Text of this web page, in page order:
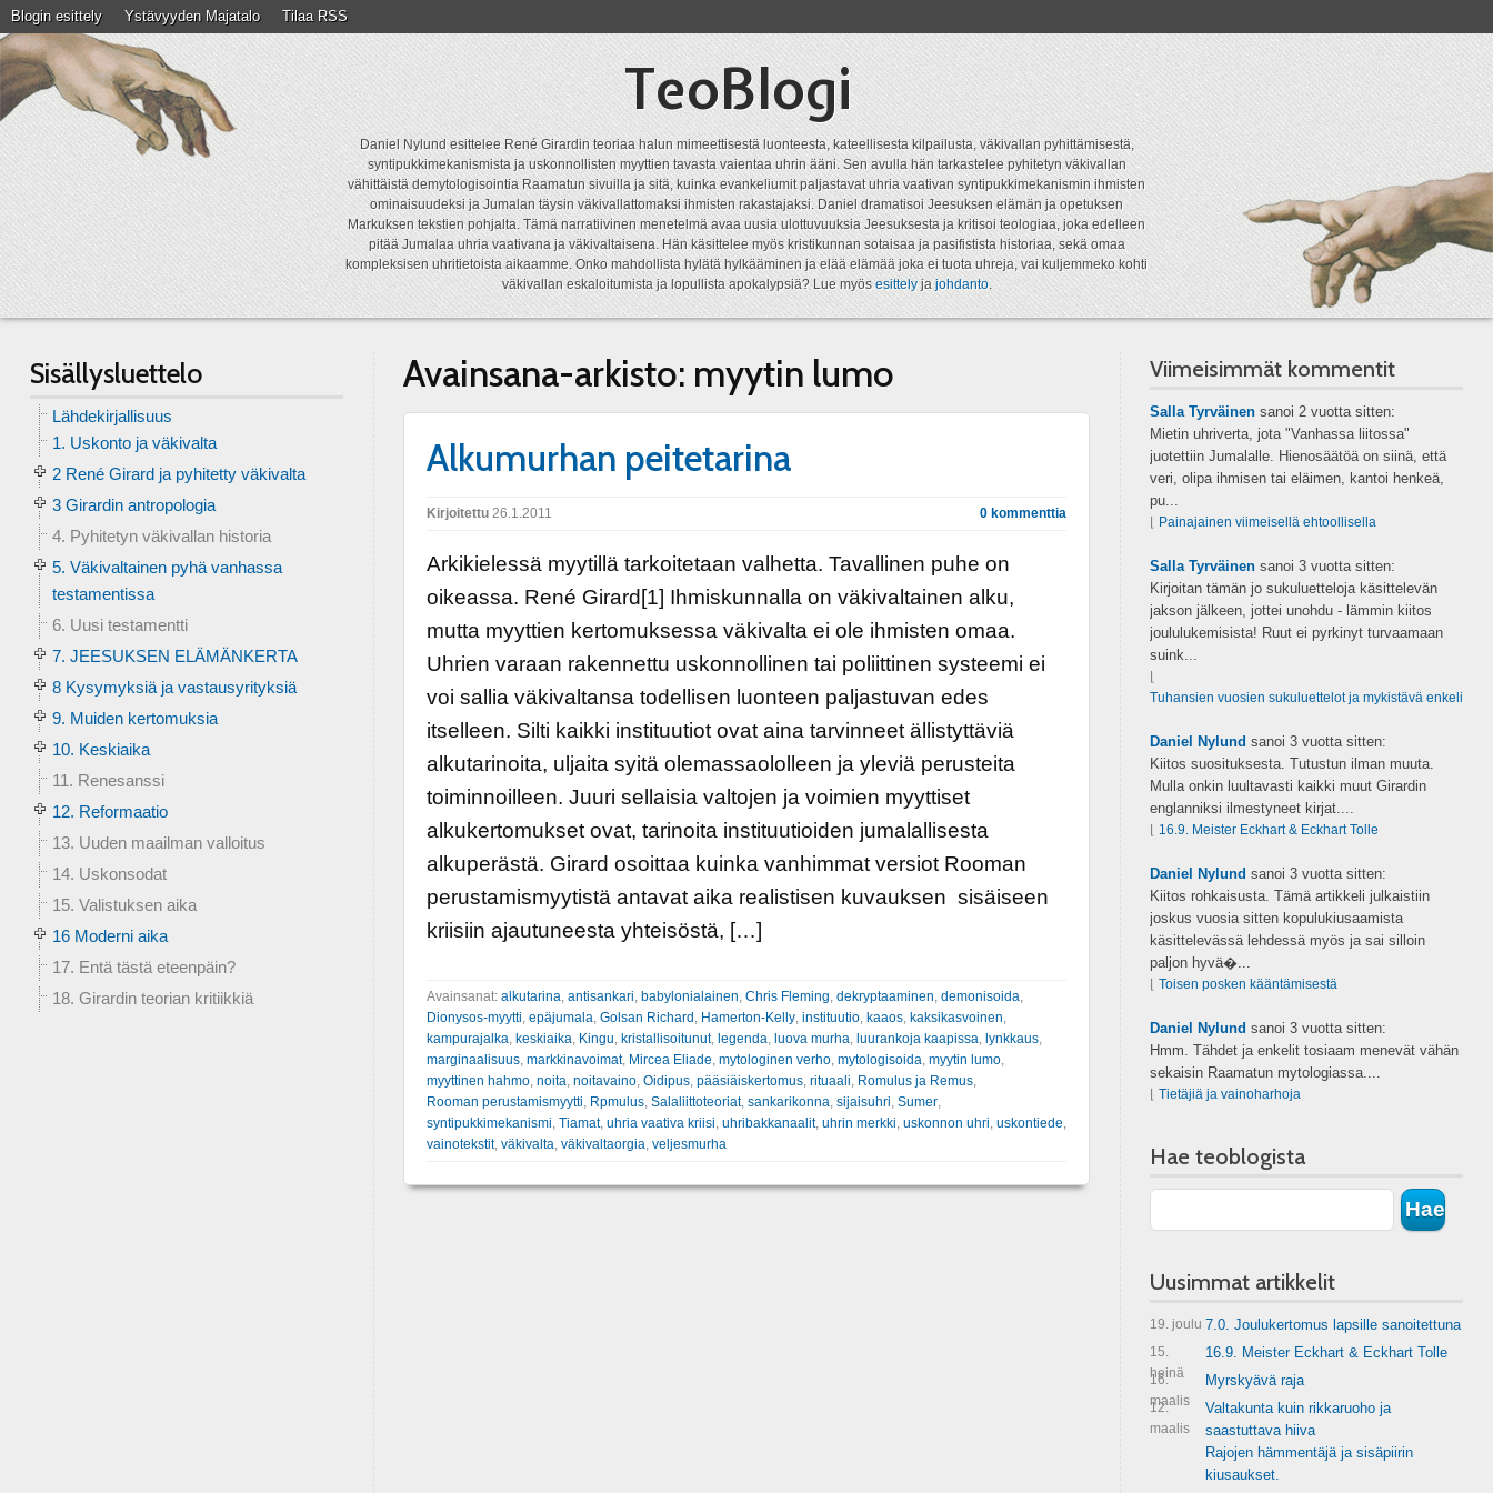
Blogin esittely Ystävyyden Majatalo Tilaa RSS
TeoBlogi
Daniel Nylund esittelee René Girardin teoriaa halun mimeettisestä luonteesta, kateellisesta kilpailusta, väkivallan pyhittämisestä,
syntipukkimekanismista ja uskonnollisten myyttien tavasta vaientaa uhrin ääni. Sen avulla hän tarkastelee pyhitetyn väkivallan
vähittäistä demytologisointia Raamatun sivuilla ja sitä, kuinka evankeliumit paljastavat uhria vaativan syntipukkimekanismin ihmisten
ominaisuudeksi ja Jumalan täysin väkivallattomaksi ihmisten rakastajaksi. Daniel dramatisoi Jeesuksen elämän ja opetuksen
Markuksen tekstien pohjalta. Tämä narratiivinen menetelmä avaa uusia ulottuvuuksia Jeesuksesta ja kritisoi teologiaa, joka edelleen
pitää Jumalaa uhria vaativana ja väkivaltaisena. Hän käsittelee myös kristikunnan sotaisaa ja pasifistista historiaa, sekä omaa
kompleksisen uhritietoista aikaamme. Onko mahdollista hylätä hylkääminen ja elää elämää joka ei tuota uhreja, vai kuljemmeko kohti
väkivallan eskaloitumista ja lopullista apokalypsiä? Lue myösesittelyjajohdanto.
Avainsana-arkisto: myytin lumo
Alkumurhan peitetarina
Kirjoitettu26.1.2011 0 kommenttia
Arkikielessä myytillä tarkoitetaan valhetta. Tavallinen puhe on
oikeassa. René Girard[1] Ihmiskunnalla on väkivaltainen alku,
mutta myyttien kertomuksessa väkivalta ei ole ihmisten omaa.
Uhrien varaan rakennettu uskonnollinen tai poliittinen systeemi ei
voi sallia väkivaltansa todellisen luonteen paljastuvan edes
itselleen. Silti kaikki instituutiot ovat aina tarvinneet ällistyttäviä
alkutarinoita, uljaita syitä olemassaololleen ja yleviä perusteita
toiminnoilleen. Juuri sellaisia valtojen ja voimien myyttiset
alkukertomukset ovat, tarinoita instituutioiden jumalallisesta
alkuperästä. Girard osoittaa kuinka vanhimmat versiot Rooman
perustamismyytistä antavat aika realistisen kuvauksen sisäiseen
kriisiin ajautuneesta yhteisöstä, […]
Avainsanat: alkutarina antisankari babylonialainen Chris Fleming dekryptaaminen demonisoida
Dionysos-myytti epäjumala Golsan Richard Hamerton-Kelly, instituutio, kaaos, kaksikasvoinen
kampurajalka keskiaika Kingu kristallisoitunut, legenda luova murha luurankoja kaapissa lynkkaus,
marginaalisuus, markkinavoimat, Mircea Eliade mytologinen verho, mytologisoida myytin lumo,
myyttinen hahmo, noita noitavaino, Oidipus, pääsiäiskertomus, rituaali Romulus ja Remus,
Rooman perustamismyytti Rpmulus, Salaliittoteoriat, sankarikonna sijaisuhri Sumer,
syntipukkimekanismi Tiamat, uhria vaativa kriisi uhribakkanaalit, uhrin merkki uskonnon uhri uskontiede
vainotekstit, väkivalta väkivaltaorgia veljesmurha
Sisällysluettelo
Lähdekirjallisuus
1. Uskonto ja väkivalta
2 René Girard ja pyhitetty väkivalta
3 Girardin antropologia
4. Pyhitetyn väkivallan historia
5. Väkivaltainen pyhä vanhassa
testamentissa
6. Uusi testamentti
7. JEESUKSEN ELÄMÄNKERTA
8 Kysymyksiä ja vastausyrityksiä
9. Muiden kertomuksia
10. Keskiaika
11. Renesanssi
12. Reformaatio
13. Uuden maailman valloitus
14. Uskonsodat
15. Valistuksen aika
16 Moderni aika
17. Entä tästä eteenpäin?
18. Girardin teorian kritiikkiä
Viimeisimmät kommentit
Salla Tyrväinensanoi 2 vuotta sitten:
Mietin uhriverta, jota "Vanhassa liitossa"
juotettiin Jumalalle. Hienosäätöä on siinä, että
veri, olipa ihmisen tai eläimen, kantoi henkeä,
pu...
Painajainen viimeisellä ehtoollisella
Salla Tyrväinensanoi 3 vuotta sitten:
Kirjoitan tämän jo sukuluetteloja käsittelevän
jakson jälkeen, jottei unohdu - lämmin kiitos
joululukemisista! Ruut ei pyrkinyt turvaamaan
suink...
Tuhansien vuosien sukuluettelot ja mykistävä enkeli
Daniel Nylund sanoi 3 vuotta sitten:
Kiitos suosituksesta. Tutustun ilman muuta.
Mulla onkin luultavasti kaikki muut Girardin
englanniksi ilmestyneet kirjat....
16.9. Meister Eckhart & Eckhart Tolle
Daniel Nylund sanoi 3 vuotta sitten:
Kiitos rohkaisusta. Tämä artikkeli julkaistiin
joskus vuosia sitten kopulukiusaamista
käsittelevässä lehdessä myös ja sai silloin
paljon hyvä�...
Toisen posken kääntämisestä
Daniel Nylund sanoi 3 vuotta sitten:
Hmm. Tähdet ja enkelit tosiaam menevät vähän
sekaisin Raamatun mytologiassa....
Tietäjiä ja vainoharhoja
Hae teoblogista
Uusimmat artikkelit
19. joulu 7.0. Joulukertomus lapsille sanoitettuna
15.
heinä
16.9. Meister Eckhart & Eckhart Tolle
16.
maalis
Myrskyävä raja
12.
maalis
Valtakunta kuin rikkaruoho ja
saastuttava hiiva
Rajojen hämmentäjä ja sisäpiirin
kiusaukset.